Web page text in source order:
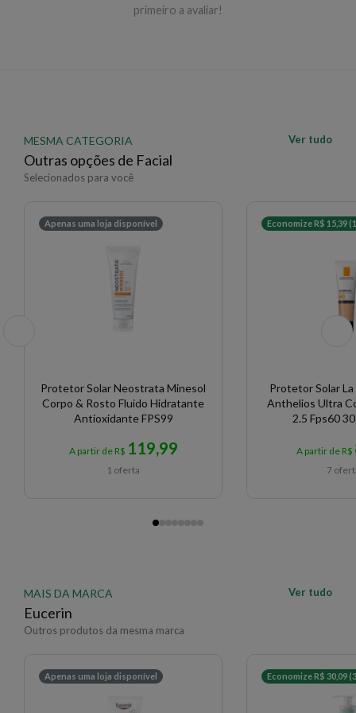
EAN: 4005900183125 - 2222
primeiro a avaliar!
MESMA CATEGORIA
Outras opções de Facial
Selecionados para você
Ver tudo
Apenas uma loja disponível
Protetor Solar Neostrata Minesol
Corpo & Rosto Fluido Hidratante
Antioxidante FPS99
A partir de R$ 119,99
1 oferta
Economize R$ 15,39
Protetor Solar
Anthelios Ultra
2.5 Fps60
A partir de R$
7
MAIS DA MARCA
Eucerin
Outros produtos da mesma marca
Ver tudo
Apenas uma loja disponível Economize R$ 30,09